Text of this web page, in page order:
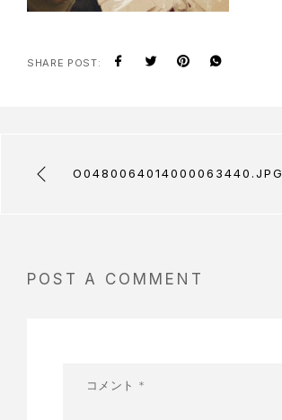
SHARE POST:
O0480064014000063440.JPG
POST A COMMENT